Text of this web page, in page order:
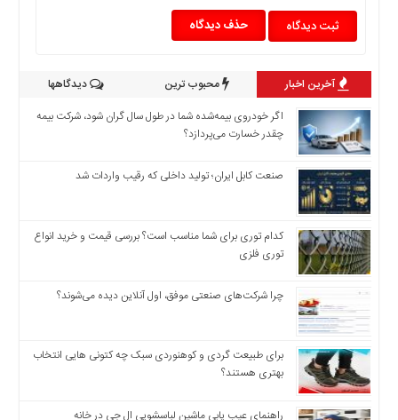
حذف دیدگاه
آخرین اخبار محبوب ترین
دیدگاهها
اگر خودروی بیمه‌شده شما در طول سال گران شود، شرکت بیمه
چقدر خسارت می‌پردازد؟
صنعت کابل ایران؛ تولید داخلی که رقیب واردات شد
کدام توری برای شما مناسب است؟ بررسی قیمت و خرید انواع
توری فلزی
چرا شرکت‌های صنعتی موفق، اول آنلاین دیده می‌شوند؟
برای طبیعت گردی و کوهنوردی سبک چه کتونی هایی انتخاب
بهتری هستند؟
راهنمای عیب یابی ماشین لباسشویی ال جی در خانه